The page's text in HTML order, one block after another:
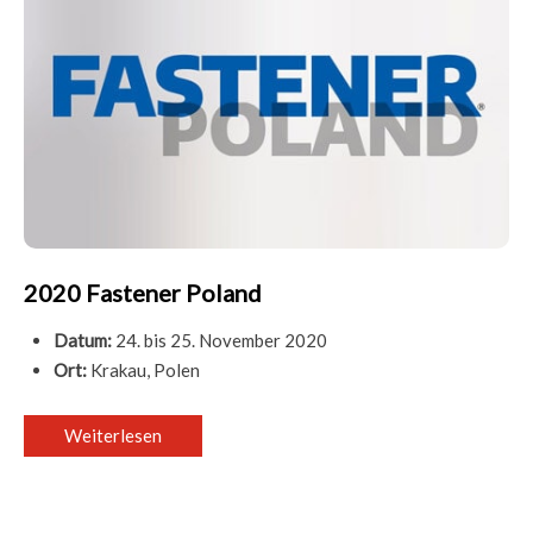
2020 Fastener Poland
Datum: 24. bis 25. November 2020
Ort: Krakau, Polen
Weiterlesen